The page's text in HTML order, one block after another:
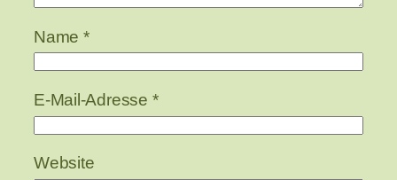
Name *
E-Mail-Adresse *
Website